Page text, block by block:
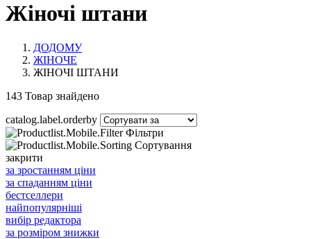
Жіночі штани
ДОДОМУ
ЖІНОЧЕ
ЖІНОЧІ ШТАНИ
143 Товар знайдено
catalog.label.orderby
Фільтри
Сортування
закрити
за зростанням ціни
за спаданням ціни
бестселлери
найпопулярніші
вибір редактора
за розміром знижки